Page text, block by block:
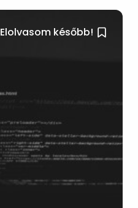
Elolvasom később!